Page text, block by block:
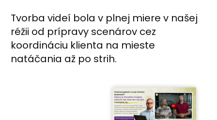
Tvorba videí bola v plnej miere v našej
réžii od prípravy scenárov cez
koordináciu klienta na mieste
natáčania až po strih.